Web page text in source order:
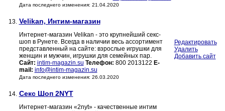
Дата последнего изменения: 21.04.2020
13. Velikan, Интим-магазин
Интернет-магазин Velikan - это крупнейший секс-
шоп в Рунете. Всегда в наличии весь ассортимент
представленный на сайте: взрослые игрушки для
женщин и мужчин, игрушки для семейных пар.
Сайт: intim-magazin.su Телефон: 800 2013122 E-
mail: info@intim-magazin.su
Дата последнего изменения: 26.03.2020
Редактировать
Удалить
Добавить сайт
14. Секс Шоп 2NYT
Интернет-магазин «2nyt» - качественные интим